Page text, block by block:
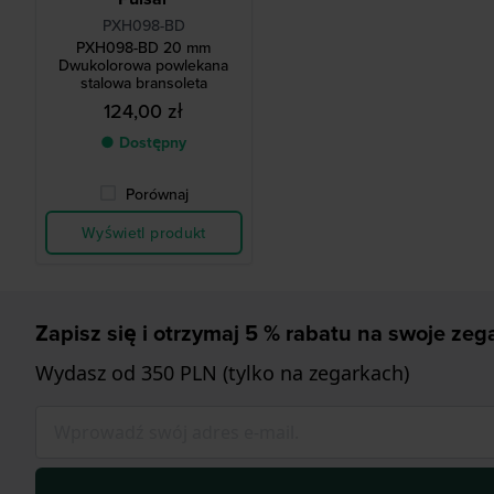
PXH098-BD
PXH098-BD 20 mm
Dwukolorowa powlekana
stalowa bransoleta
124,00 zł
● Dostępny
Porównaj
Wyświetl produkt
Zapisz się i otrzymaj 5 % rabatu na swoje
Wydasz od 350 PLN (tylko na zegarkach)